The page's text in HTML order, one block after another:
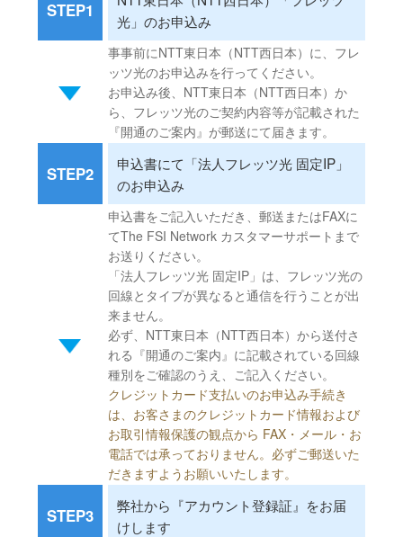
STEP1
光」のお申込み
事事前にNTT東日本（NTT西日本）に、フレ
ッツ光のお申込みを行ってください。
お申込み後、NTT東日本（NTT西日本）か
ら、フレッツ光のご契約内容等が記載された
『開通のご案内』が郵送にて届きます。
STEP2
申込書にて「法人フレッツ光 固定IP」
のお申込み
申込書をご記入いただき、郵送またはFAXに
てThe FSI Network カスタマーサポートまで
お送りください。
「法人フレッツ光 固定IP」は、フレッツ光の
回線とタイプが異なると通信を行うことが出
来ません。
必ず、NTT東日本（NTT西日本）から送付さ
れる『開通のご案内』に記載されている回線
種別をご確認のうえ、ご記入ください。
クレジットカード支払いのお申込み手続き
は、お客さまのクレジットカード情報および
お取引情報保護の観点から FAX・メール・お
電話では承っておりません。必ずご郵送いた
だきますようお願いいたします。
STEP3
弊社から『アカウント登録証』をお届
けします